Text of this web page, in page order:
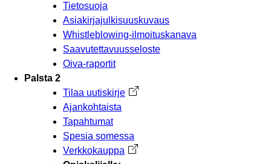
Tietosuoja
Asiakirjajulkisuuskuvaus
Whistleblowing-ilmoituskanava
Saavutettavuusseloste
Oiva-raportit
Palsta 2
Tilaa uutiskirje Avautuu uuteen välilehteen
Ajankohtaista
Tapahtumat
Spesia somessa
Verkkokauppa Avautuu uuteen välilehteen